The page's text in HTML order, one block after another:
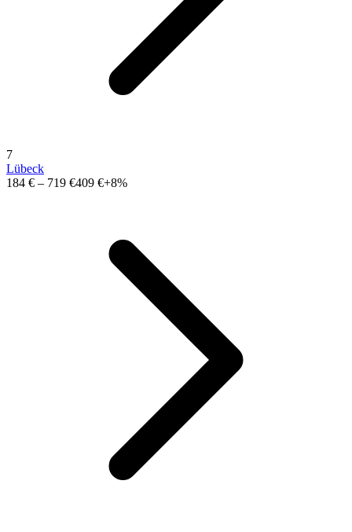
7
Lübeck
184 € – 719 €409 €+8%